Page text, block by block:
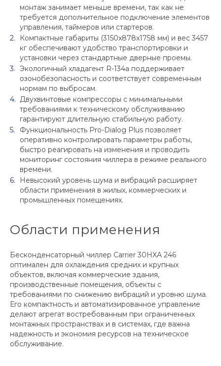
монтаж занимает меньше времени, так как не
требуется дополнительное подключение элементов
управления, таймеров или стартеров.
Компактные габариты (3150x878x1758 мм) и вес 3457
кг обеспечивают удобство транспортировки и
установки через стандартные дверные проемы.
Экологичный хладагент R-134a поддерживает
озонобезопасность и соответствует современным
нормам по выбросам.
Двухвинтовые компрессоры с минимальными
требованиями к техническому обслуживанию
гарантируют длительную стабильную работу.
Функциональность Pro-Dialog Plus позволяет
оперативно контролировать параметры работы,
быстро реагировать на изменения и проводить
мониторинг состояния чиллера в режиме реального
времени.
Невысокий уровень шума и вибраций расширяет
области применения в жилых, коммерческих и
промышленных помещениях.
Области применения
Бесконденсаторный чиллер Carrier 30HXA 246
оптимален для охлаждения средних и крупных
объектов, включая коммерческие здания,
производственные помещения, объекты с
требованиями по снижению вибраций и уровню шума.
Его компактность и автоматизированное управление
делают агрегат востребованным при ограниченных
монтажных пространствах и в системах, где важна
надежность и экономия ресурсов на техническое
обслуживание.